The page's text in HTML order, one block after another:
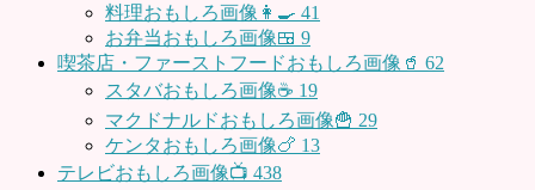
料理おもしろ画像👩‍🍳 41
お弁当おもしろ画像🍱 9
喫茶店・ファーストフードおもしろ画像🥤 62
スタバおもしろ画像☕️ 19
マクドナルドおもしろ画像🍟 29
ケンタおもしろ画像🍗 13
テレビおもしろ画像📺 438